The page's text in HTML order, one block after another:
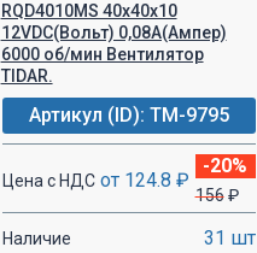
RQD4010MS 40x40x10
12VDC(Вольт) 0,08А(Ампер)
6000 об/мин Вентилятор
TIDAR.
Артикул (ID): TM-9795
Цена с НДС от 124.8 ₽
-20%
156₽
Наличие 31 шт